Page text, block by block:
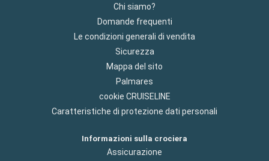
Chi siamo?
Domande frequenti
Le condizioni generali di vendita
Sicurezza
Mappa del sito
Palmares
cookie CRUISELINE
Caratteristiche di protezione dati personali
Informazioni sulla crociera
Assicurazione